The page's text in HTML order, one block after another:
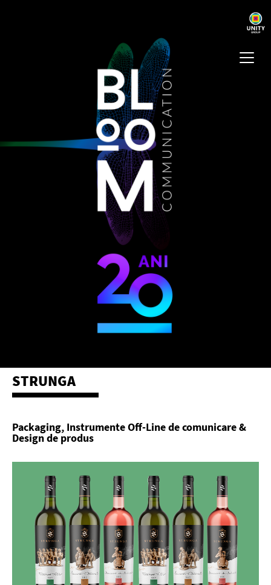
STRUNGA
Packaging, Instrumente Off-Line de comunicare &
Design de produs